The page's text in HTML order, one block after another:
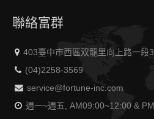
聯絡富群
403臺中市西區双龍里向上路一段
(04)2258-3569
service@fortune-inc.com
週一~週五, AM09:00~12:00 &